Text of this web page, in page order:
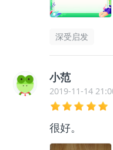
深受启发
小范
2019-11-14
很好。